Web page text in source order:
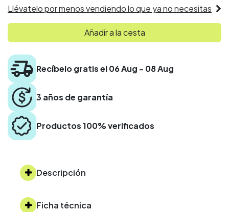
Llévatelo por menos vendiendo lo que ya no necesitas
Añadir a la cesta
Recíbelo gratis el 06 Aug - 08 Aug
3 años de garantía
Productos 100% verificados
Descripción
Ficha técnica